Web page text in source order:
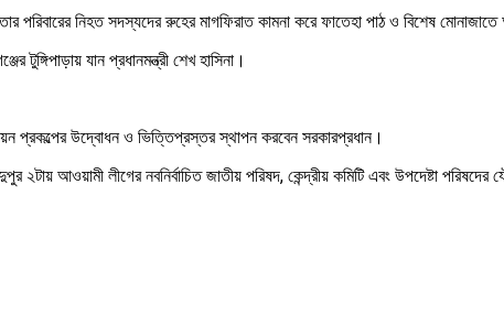
পরিবারের নিহত সদস্যদের রুহের মাগফিরাত কামনা করে ফাতেহা পাঠ ও বিশেষ
যান প্রধানমন্ত্রী শেখ হাসিনা।
প্রকল্পের উদ্বোধন ও ভিত্তিপ্রস্তর স্থাপন করবেন সরকারপ্রধান।
আওয়ামী লীগের নবনির্বাচিত জাতীয় পরিষদ, কেন্দ্রীয় কমিটি এবং উপদেষ্টা পরিষদের